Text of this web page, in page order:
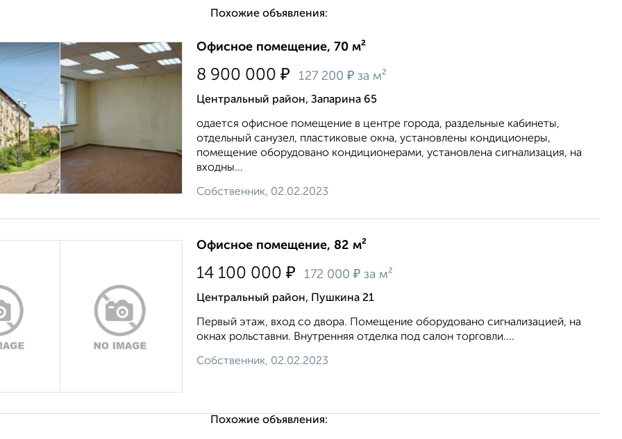
Похожие объявления:
Офисное помещение, 70 м²
8 900 000 ₽ 127 200 ₽ за м²
Центральный район, Запарина 65
одается офисное помещение в центре города, раздельные кабинеты,
отдельный санузел, пластиковые окна, установлены кондиционеры,
помещение оборудовано кондиционерами, установлена сигнализация, на
входны...
Собственник, 02.02.2023
Офисное помещение, 82 м²
14 100 000 ₽ 172 000 ₽ за м²
Центральный район, Пушкина 21
Первый этаж, вход со двора. Помещение оборудовано сигнализацией, на
окнах рольставни. Внутренняя отделка под салон торговли....
Собственник, 02.02.2023
Похожие объявления: